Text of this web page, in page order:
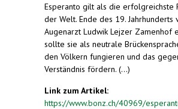
Esperanto gilt als die erfolgreichste
der Welt. Ende des 19. Jahrhunderts
Augenarzt Ludwik Lejzer Zamenhof
sollte sie als neutrale
den Völkern fungieren und das
Verständnis fördern. (...)
Link zum Artikel:
https://www.bonz.ch/40969/